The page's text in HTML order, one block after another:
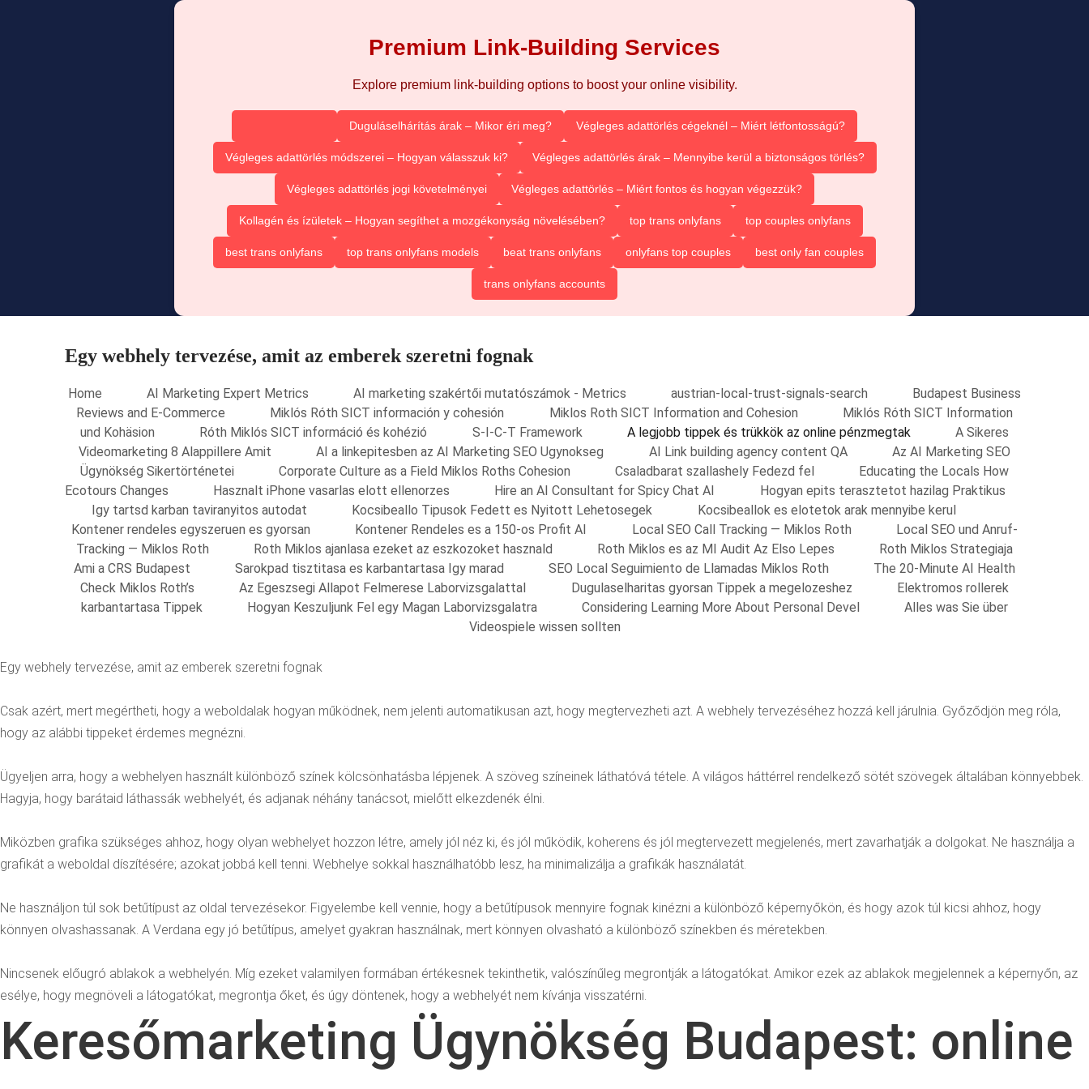
Premium Link-Building Services
Explore premium link-building options to boost your online visibility.
Duguláselhárítás árak – Mikor éri meg? Végleges adattörlés cégeknél – Miért létfontosságú?
Végleges adattörlés módszerei – Hogyan válasszuk ki? Végleges adattörlés árak – Mennyibe kerül a biztonságos törlés?
Végleges adattörlés jogi követelményei Végleges adattörlés – Miért fontos és hogyan végezzük?
Kollagén és ízületek – Hogyan segíthet a mozgékonyság növelésében? top trans onlyfans top couples onlyfans
best trans onlyfans top trans onlyfans models beat trans onlyfans onlyfans top couples best only fan couples
trans onlyfans accounts
Egy webhely tervezése, amit az emberek szeretni fognak
Home AI Marketing Expert Metrics AI marketing szakértői mutatószámok - Metrics austrian-local-trust-signals-search
Budapest Business
Reviews and E-Commerce
Miklós Róth SICT información y cohesión Miklos Roth SICT Information and Cohesion
Miklós Róth SICT Information
und Kohäsion
Róth Miklós SICT információ és kohézió S-I-C-T Framework A legjobb tippek és trükkök az online pénzmegtak
A Sikeres
Videomarketing 8 Alappillere Amit
AI a linkepitesben az AI Marketing SEO Ugynokseg AI Link building agency content QA
Az AI Marketing SEO
Ügynökség Sikertörténetei
Corporate Culture as a Field Miklos Roths Cohesion Csaladbarat szallashely Fedezd fel
Educating the Locals How
Ecotours Changes
Hasznalt iPhone vasarlas elott ellenorzes Hire an AI Consultant for Spicy Chat AI
Hogyan epits terasztetot hazilag Praktikus
Igy tartsd karban taviranyitos autodat
Kocsibeallo Tipusok Fedett es Nyitott Lehetosegek
Kocsibeallok es elotetok arak mennyibe kerul
Kontener rendeles egyszeruen es gyorsan
Kontener Rendeles es a 150-os Profit AI Local SEO Call Tracking — Miklos Roth
Local SEO und Anruf-
Tracking — Miklos Roth
Roth Miklos ajanlasa ezeket az eszkozoket hasznald Roth Miklos es az MI Audit Az Elso Lepes
Roth Miklos Strategiaja
Ami a CRS Budapest
Sarokpad tisztitasa es karbantartasa Igy marad SEO Local Seguimiento de Llamadas Miklos Roth
The 20-Minute AI Health
Check Miklos Roth’s
Az Egeszsegi Allapot Felmerese Laborvizsgalattal Dugulaselharitas gyorsan Tippek a megelozeshez
Elektromos rollerek
karbantartasa Tippek
Hogyan Keszuljunk Fel egy Magan Laborvizsgalatra Considering Learning More About Personal Devel
Alles was Sie über
Videospiele wissen sollten
Egy webhely tervezése, amit az emberek szeretni fognak
Csak azért, mert megértheti, hogy a weboldalak hogyan működnek, nem jelenti automatikusan azt, hogy megtervezheti azt. A webhely tervezéséhez hozzá kell járulnia. Győződjön meg róla,
hogy az alábbi tippeket érdemes megnézni.
Ügyeljen arra, hogy a webhelyen használt különböző színek kölcsönhatásba lépjenek. A szöveg színeinek láthatóvá tétele. A világos háttérrel rendelkező sötét szövegek általában könnyebbek.
Hagyja, hogy barátaid láthassák webhelyét, és adjanak néhány tanácsot, mielőtt elkezdenék élni.
Miközben grafika szükséges ahhoz, hogy olyan webhelyet hozzon létre, amely jól néz ki, és jól működik, koherens és jól megtervezett megjelenés, mert zavarhatják a dolgokat. Ne használja a
grafikát a weboldal díszítésére; azokat jobbá kell tenni. Webhelye sokkal használhatóbb lesz, ha minimalizálja a grafikák használatát.
Ne használjon túl sok betűtípust az oldal tervezésekor. Figyelembe kell vennie, hogy a betűtípusok mennyire fognak kinézni a különböző képernyőkön, és hogy azok túl kicsi ahhoz, hogy
könnyen olvashassanak. A Verdana egy jó betűtípus, amelyet gyakran használnak, mert könnyen olvasható a különböző színekben és méretekben.
Nincsenek előugró ablakok a webhelyén. Míg ezeket valamilyen formában értékesnek tekinthetik, valószínűleg megrontják a látogatókat. Amikor ezek az ablakok megjelennek a képernyőn, az
esélye, hogy megnöveli a látogatókat, megrontja őket, és úgy döntenek, hogy a webhelyét nem kívánja visszatérni.
Keresőmarketing Ügynökség Budapest: online